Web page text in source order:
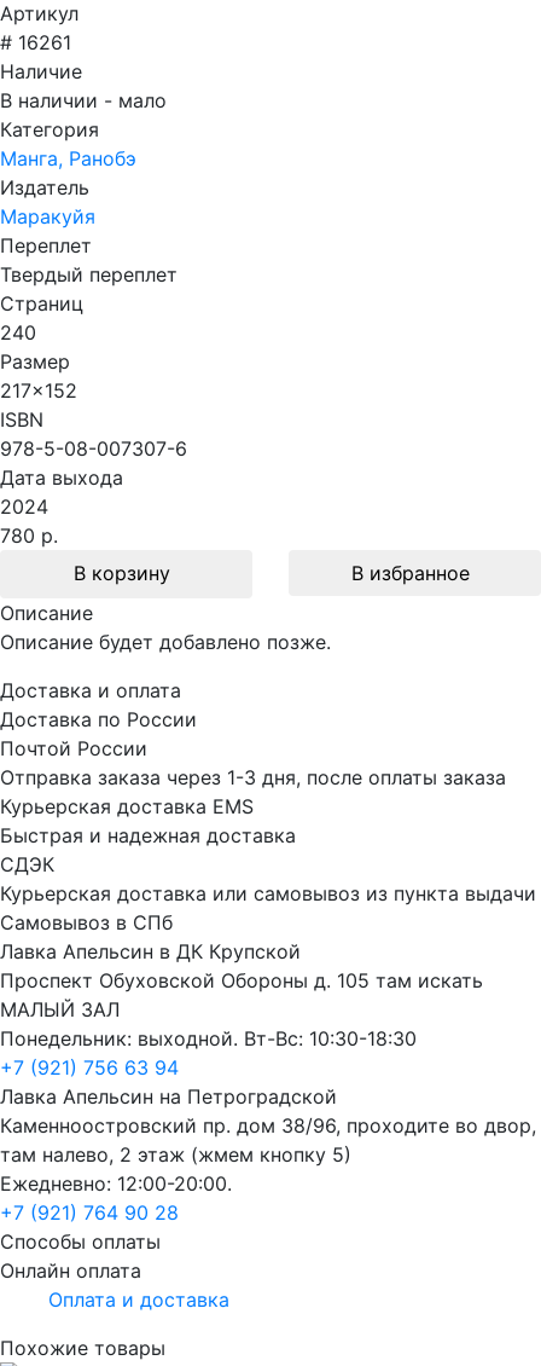
Артикул
# 16261
Наличие
В наличии - мало
Категория
Манга, Ранобэ
Издатель
Маракуйя
Переплет
Твердый переплет
Страниц
240
Размер
217x152
ISBN
978-5-08-007307-6
Дата выхода
2024
780 р.
В корзину
В избранное
Описание
Описание будет добавлено позже.
Доставка и оплата
Доставка по России
Почтой России
Отправка заказа через 1-3 дня, после оплаты заказа
Курьерская доставка EMS
Быстрая и надежная доставка
СДЭК
Курьерская доставка или самовывоз из пункта выдачи
Самовывоз в СПб
Лавка Апельсин в ДК Крупской
Проспект Обуховской Обороны д. 105 там искать
МАЛЫЙ ЗАЛ
Понедельник: выходной. Вт-Вс: 10:30-18:30
+7 (921) 756 63 94
Лавка Апельсин на Петроградской
Каменноостровский пр. дом 38/96, проходите во двор,
там налево, 2 этаж (жмем кнопку 5)
Ежедневно: 12:00-20:00.
+7 (921) 764 90 28
Способы оплаты
Онлайн оплата
Оплата и доставка
Похожие товары